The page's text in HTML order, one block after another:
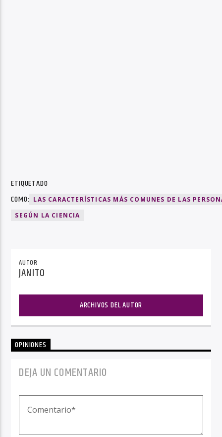
ETIQUETADO
COMO: LAS CARACTERÍSTICAS MÁS COMUNES DE LAS
SEGÚN LA CIENCIA
AUTOR
JANITO
ARCHIVOS DEL AUTOR
OPINIONES
DEJA UN COMENTARIO